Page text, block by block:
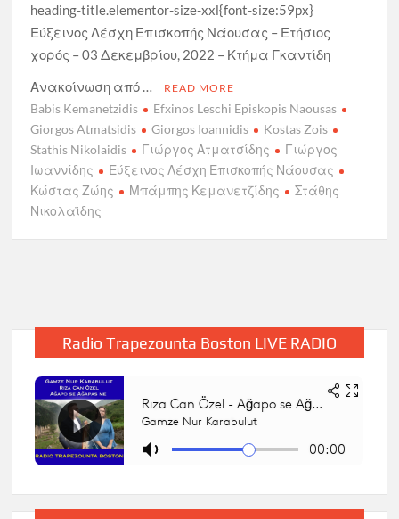
heading-title.elementor-size-xxl{font-size:59px}
Εύξεινος Λέσχη Επισκοπής Νάουσας – Ετήσιος
χορός – 03 Δεκεμβρίου, 2022 – Κτήμα Γκαντίδη
Ανακοίνωση από …
READ MORE
Babis Kemanetzidis
Efxinos Leschi Episkopis Naousas
Giorgos Atmatsidis
Giorgos Ioannidis
Kostas Zois
Stathis Nikolaidis
Γιώργος Ατματσίδης
Γιώργος
Ιωαννίδης
Εύξεινος Λέσχη Επισκοπής Νάουσας
Κώστας Ζώης
Μπάμπης Κεμανετζίδης
Στάθης
Νικολαϊδης
Radio Trapezounta Boston LIVE RADIO